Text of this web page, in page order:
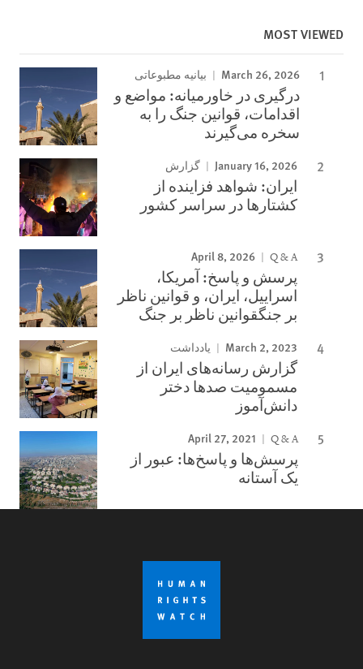
MOST VIEWED
March 26, 2026 بیانیه مطبوعاتی
درگیری در خاورمیانه: مواضع و
اقدامات، قوانین جنگ را به
سخره می‌گیرند
January 16, 2026 گزارش
ایران: شواهد فزاینده از
کشتارها در سراسر کشور
April 8, 2026 Q & A
پرسش و پاسخ: آمریکا،
اسراییل، ایران، و قوانین ناظر
بر جنگقوانین ناظر بر جنگ
March 2, 2023 یادداشت
گزارش رسانه‌های ایران از
مسمومیت صدها دختر
دانش‌آموز
April 27, 2021 Q & A
پرسش‌ها و پاسخ‌ها: عبور از
یک آستانه